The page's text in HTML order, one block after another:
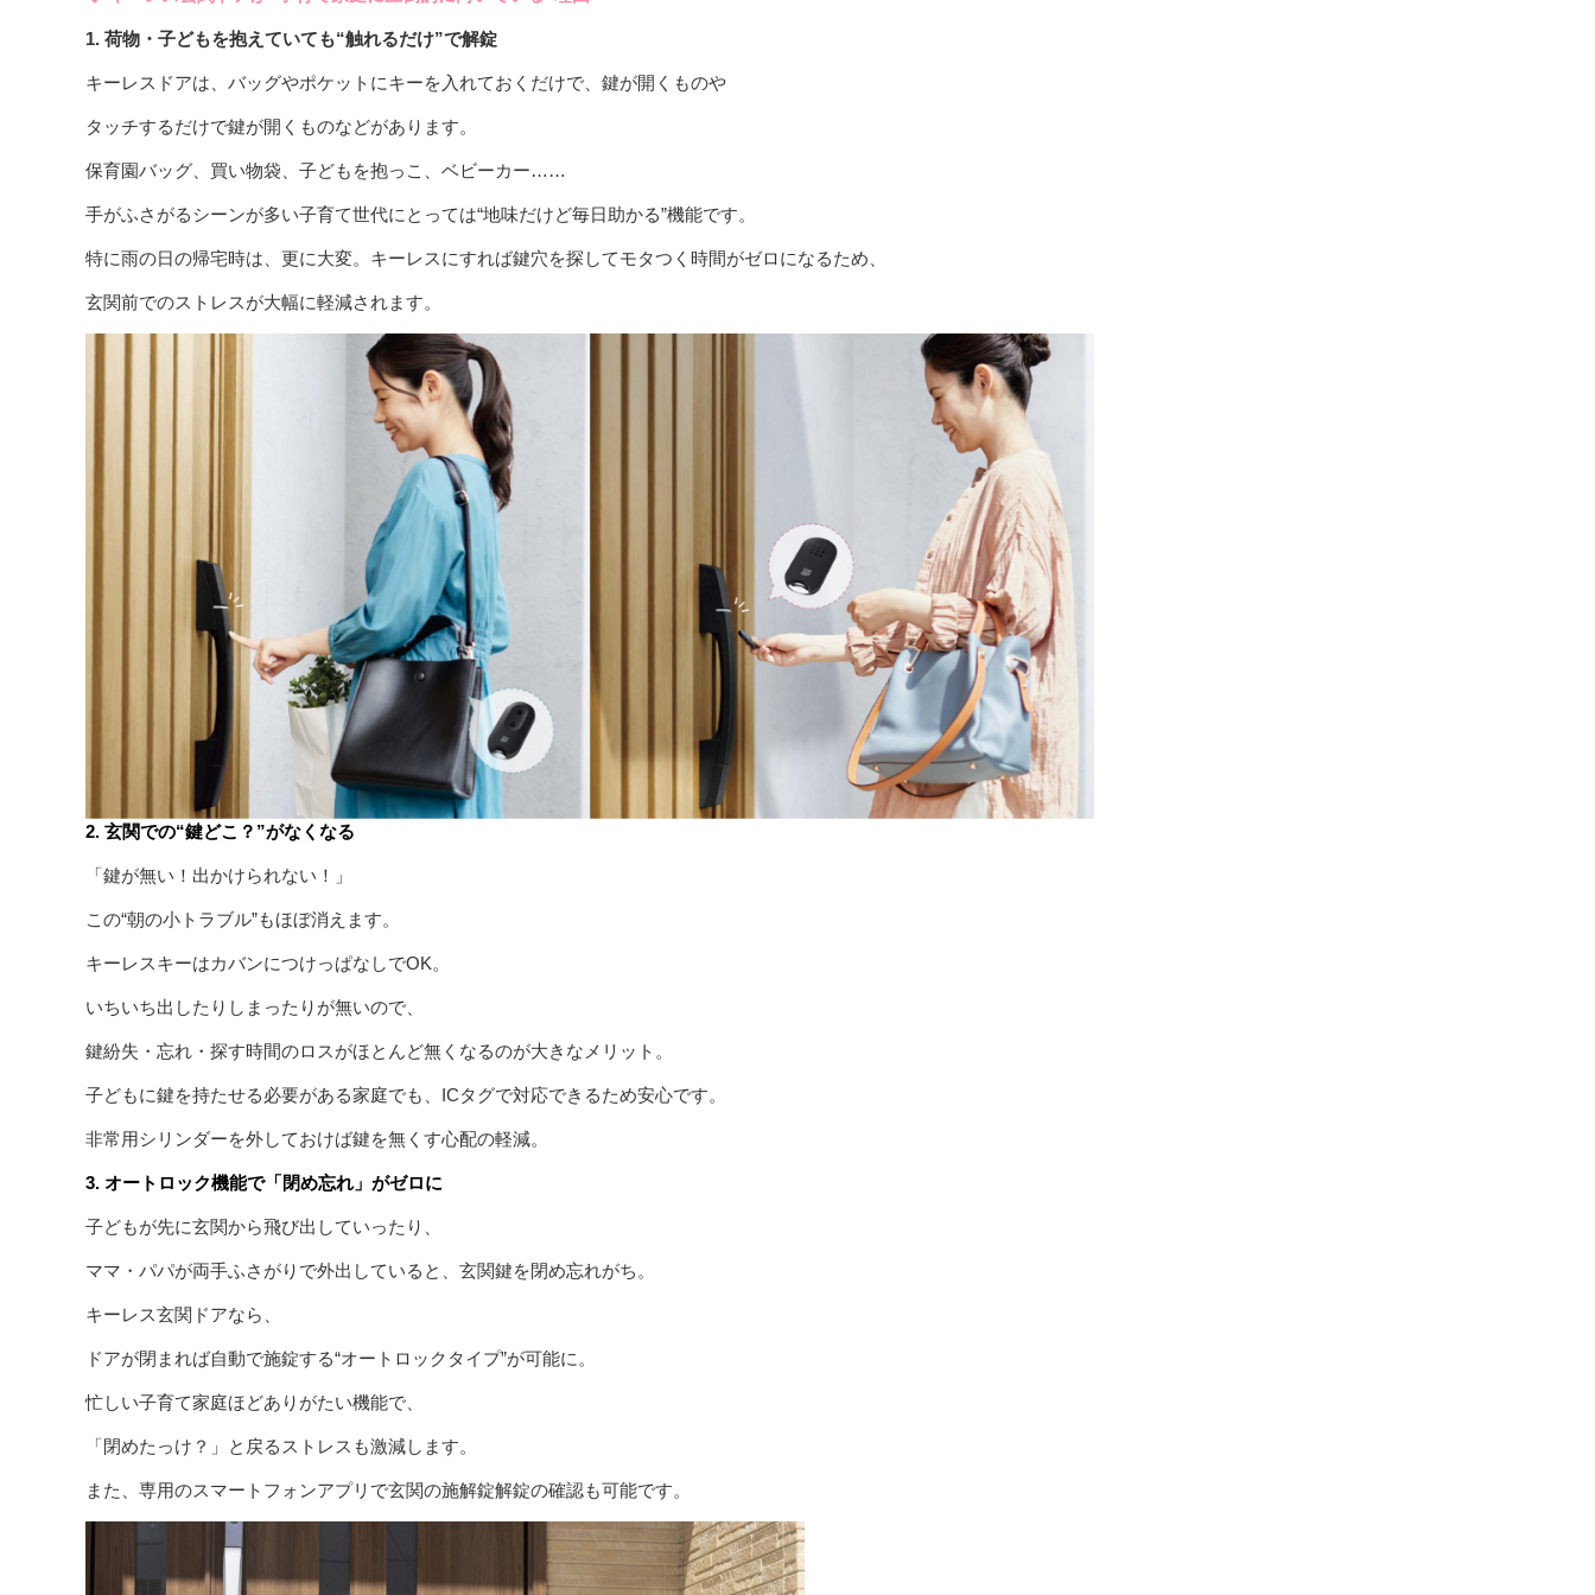
1. 荷物・子どもを抱えていても“触れるだけ”で解錠
キーレスドアは、バッグやポケットにキーを入れておくだけで、鍵が開くものや
タッチするだけで鍵が開くものなどがあります。
保育園バッグ、買い物袋、子どもを抱っこ、ベビーカー……
手がふさがるシーンが多い子育て世代にとっては“地味だけど毎日助かる”機能です。
特に雨の日の帰宅時は、更に大変。キーレスにすれば鍵穴を探してモタつく時間がゼロになるため、
玄関前でのストレスが大幅に軽減されます。
2. 玄関での“鍵どこ？”がなくなる
「鍵が無い！出かけられない！」
この“朝の小トラブル”もほぼ消えます。
キーレスキーはカバンにつけっぱなしでOK。
いちいち出したりしまったりが無いので、
鍵紛失・忘れ・探す時間のロスがほとんど無くなるのが大きなメリット。
子どもに鍵を持たせる必要がある家庭でも、ICタグで対応できるため安心です。
非常用シリンダーを外しておけば鍵を無くす心配の軽減。
3. オートロック機能で「閉め忘れ」がゼロに
子どもが先に玄関から飛び出していったり、
ママ・パパが両手ふさがりで外出していると、玄関鍵を閉め忘れがち。
キーレス玄関ドアなら、
ドアが閉まれば自動で施錠する“オートロックタイプ”が可能に。
忙しい子育て家庭ほどありがたい機能で、
「閉めたっけ？」と戻るストレスも激減します。
また、専用のスマートフォンアプリで玄関の施解錠解錠の確認も可能です。